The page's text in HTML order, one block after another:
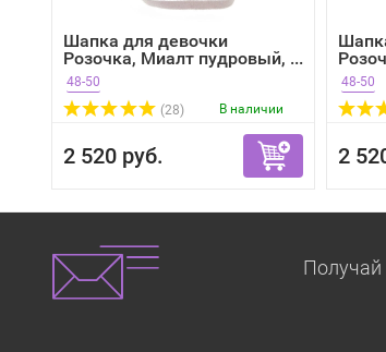
Шапка для девочки
Розочка, Миалт пудровый, ...
48-50
(28)
В наличии
2 520 руб.
зима
48-50
2
Получай